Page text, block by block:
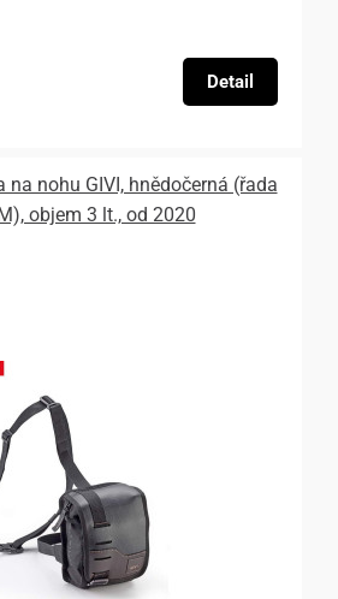
Detail
na nohu GIVI, hnědočerná (řada
objem 3 lt., od 2020